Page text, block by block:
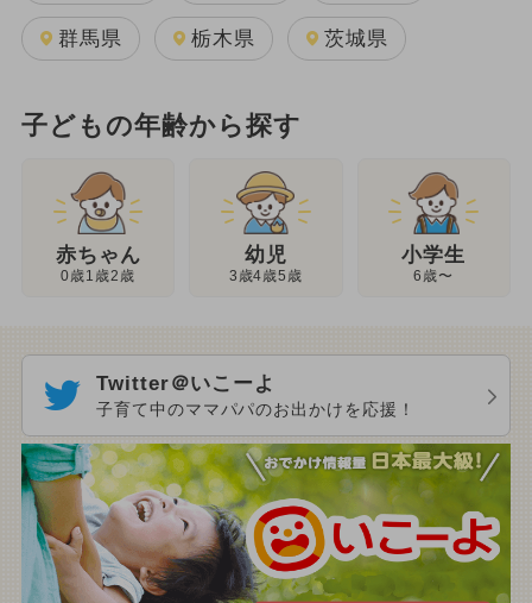
群馬県 栃木県 茨城県
子どもの年齢から探す
赤ちゃん
0歳1歳2歳
幼児
3歳4歳5歳
小学生
6歳〜
Twitter＠いこーよ
子育て中のママパパのお出かけを応援！